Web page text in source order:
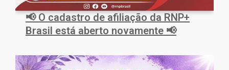
📢 O cadastro de afiliação da RNP+
Brasil está aberto novamente 📢